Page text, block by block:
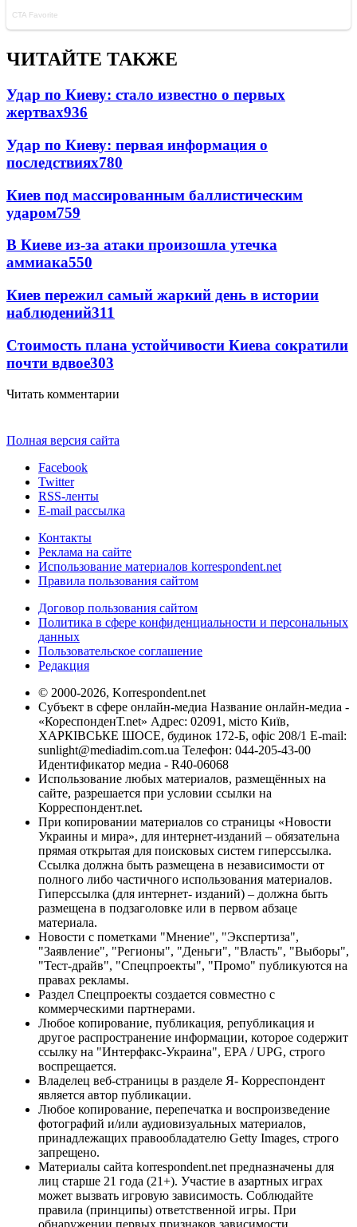
ЧИТАЙТЕ ТАКЖЕ
Удар по Киеву: стало известно о первых
жертвах936
Удар по Киеву: первая информация о
последствиях780
Киев под массированным баллистическим
ударом759
В Киеве из-за атаки произошла утечка
аммиака550
Киев пережил самый жаркий день в истории
наблюдений311
Стоимость плана устойчивости Киева сократили
почти вдвое303
Читать комментарии
Полная версия сайта
Facebook
Twitter
RSS-ленты
E-mail рассылка
Контакты
Реклама на сайте
Использование материалов korrespondent.net
Правила пользования сайтом
Договор пользования сайтом
Политика в сфере конфиденциальности и персональных
данных
Пользовательское соглашение
Редакция
© 2000-2026, Korrespondent.net
Субъект в сфере онлайн-медиа Название онлайн-медиа -
«КореспонденТ.net» Адрес: 02091, місто Київ,
ХАРКІВСЬКЕ ШОСЕ, будинок 172-Б, офіс 208/1 E-mail:
sunlight@mediadim.com.ua Телефон: 044-205-43-00
Идентификатор медиа - R40-06068
Использование любых материалов, размещённых на
сайте, разрешается при условии ссылки на
Корреспондент.net.
При копировании материалов со страницы «Новости
Украины и мира», для интернет-изданий – обязательна
прямая открытая для поисковых систем гиперссылка.
Ссылка должна быть размещена в независимости от
полного либо частичного использования материалов.
Гиперссылка (для интернет- изданий) – должна быть
размещена в подзаголовке или в первом абзаце
материала.
Новости с пометками "Мнение", "Экспертиза",
"Заявление", "Регионы", "Деньги", "Власть", "Выборы",
"Тест-драйв", "Спецпроекты", "Промо" публикуются на
правах рекламы.
Раздел Спецпроекты создается совместно с
коммерческими партнерами.
Любое копирование, публикация, републикация и
другое распространение информации, которое содержит
ссылку на "Интерфакс-Украина", EPA / UPG, строго
воспрещается.
Владелец веб-страницы в разделе Я- Корреспондент
является автор публикации.
Любое копирование, перепечатка и воспроизведение
фотографий и/или аудиовизуальных материалов,
принадлежащих правообладателю Getty Images, строго
запрещено.
Материалы сайта korrespondent.net предназначены для
лиц старше 21 года (21+). Участие в азартных играх
может вызвать игровую зависимость. Соблюдайте
правила (принципы) ответственной игры. При
обнаружении первых признаков зависимости